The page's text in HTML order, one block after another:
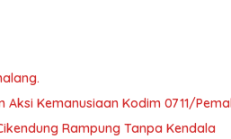
Kemanusiaan Kodim 0711/
Rampung Tanpa Kendala